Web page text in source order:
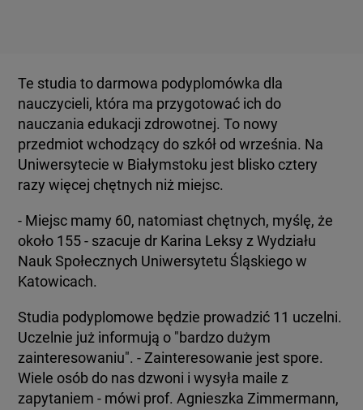
Te studia to darmowa podyplomówka dla
nauczycieli, która ma przygotować ich do
nauczania edukacji zdrowotnej. To nowy
przedmiot wchodzący do szkół od września. Na
Uniwersytecie w Białymstoku jest blisko cztery
razy więcej chętnych niż miejsc.
- Miejsc mamy 60, natomiast chętnych, myślę, że
około 155 - szacuje dr Karina Leksy z Wydziału
Nauk Społecznych Uniwersytetu Śląskiego w
Katowicach.
Studia podyplomowe będzie prowadzić 11 uczelni.
Uczelnie już informują o "bardzo dużym
zainteresowaniu". - Zainteresowanie jest spore.
Wiele osób do nas dzwoni i wysyła maile z
zapytaniem - mówi prof. Agnieszka Zimmermann,